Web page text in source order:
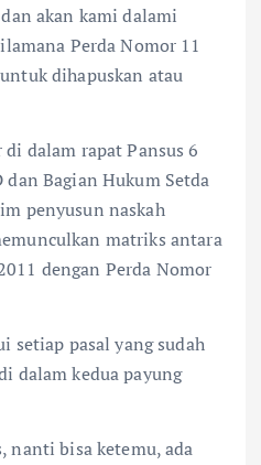
akan kami dalami
Perda Nomor 11
dihapuskan atau
dalam rapat Pansus 6
Bagian Hukum Setda
penyusun naskah
matriks antara
dengan Perda Nomor
setiap pasal yang sudah
dalam kedua payung
nanti bisa ketemu, ada